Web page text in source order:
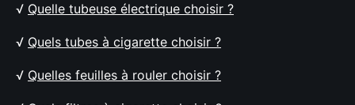
√ Quelle tubeuse électrique choisir ?
√ Quels tubes à cigarette choisir ?
√ Quelles feuilles à rouler choisir ?